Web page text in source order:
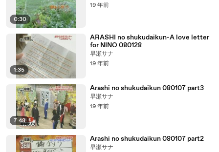
0:30
19 年前
1:35
ARASHI no shukudaikun-A love letter
for NINO 080128
早瀬サナ
19 年前
7:48
Arashi no shukudaikun 080107 part3
早瀬サナ
19 年前
Arashi no shukudaikun 080107 part2
早瀬サナ